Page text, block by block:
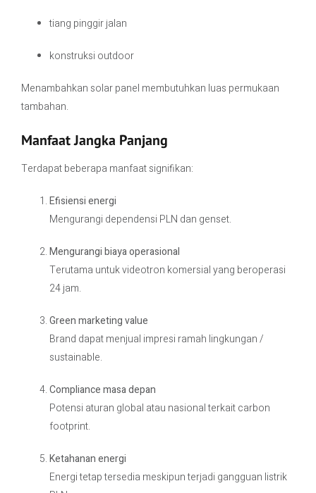
tiang pinggir jalan
konstruksi outdoor
Menambahkan solar panel membutuhkan luas permukaan
tambahan.
Manfaat Jangka Panjang
Terdapat beberapa manfaat signifikan:
Efisiensi energi
Mengurangi dependensi PLN dan genset.
Mengurangi biaya operasional
Terutama untuk videotron komersial yang beroperasi
24 jam.
Green marketing value
Brand dapat menjual impresi ramah lingkungan /
sustainable.
Compliance masa depan
Potensi aturan global atau nasional terkait carbon
footprint.
Ketahanan energi
Energi tetap tersedia meskipun terjadi gangguan listrik